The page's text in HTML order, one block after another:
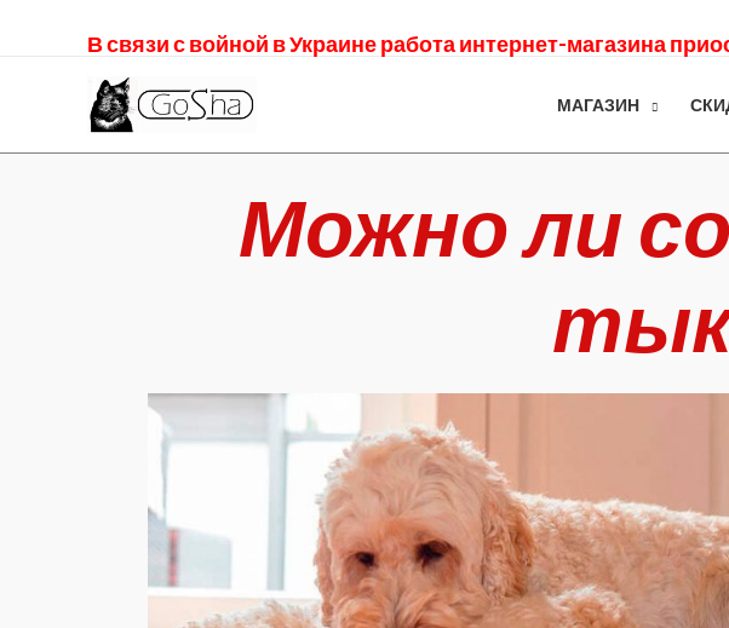
В связи с войной в Украине работа интернет-магазина
МАГАЗИН
Можно ли